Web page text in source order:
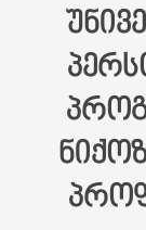
ᲒᲐᲜᲐᲗᲚᲔᲑᲐ
ᲙᲕᲚᲔᲕᲐ
ᲡᲐᲔᲠᲗᲐᲨᲝᲠᲘᲡᲝ
ᲑᲘᲑᲚᲘᲝᲗᲔᲙᲐ
ᲡᲢᲣᲓᲔᲜᲢᲣᲠᲘ